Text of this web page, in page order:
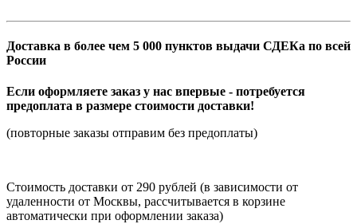
Доставка в более чем 5 000 пунктов выдачи СДЕКа по всей
России
Если оформляете заказ у нас впервые - потребуется
предоплата в размере стоимости доставки!
(повторные заказы отправим без предоплаты)
Стоимость доставки от 290 рублей (в зависимости от
удаленности от Москвы, рассчитывается в корзине
автоматически при оформлении заказа)